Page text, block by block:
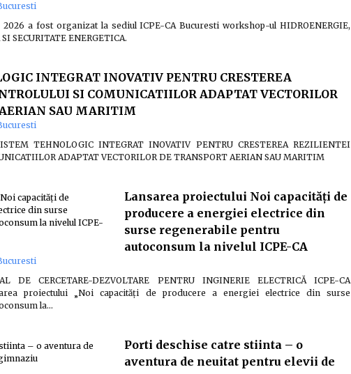
a fost organizat la sediul ICPE-CA Bucuresti workshop-ul HIDROENERGIE,
SECURITATE ENERGETICA.
INTEGRAT INOVATIV PENTRU CRESTEREA
SI COMUNICATIILOR ADAPTAT VECTORILOR
SAU MARITIM
TEHNOLOGIC INTEGRAT INOVATIV PENTRU CRESTEREA REZILIENTEI
ADAPTAT VECTORILOR DE TRANSPORT AERIAN SAU MARITIM
Lansarea proiectului Noi capacități de
producere a energiei electrice din
surse regenerabile pentru
autoconsum la nivelul ICPE-CA
DE CERCETARE-DEZVOLTARE PENTRU INGINERIE ELECTRICĂ ICPE-CA
proiectului „Noi capacități de producere a energiei electrice din surse
la…
Porti deschise catre stiinta – o
aventura de neuitat pentru elevii de